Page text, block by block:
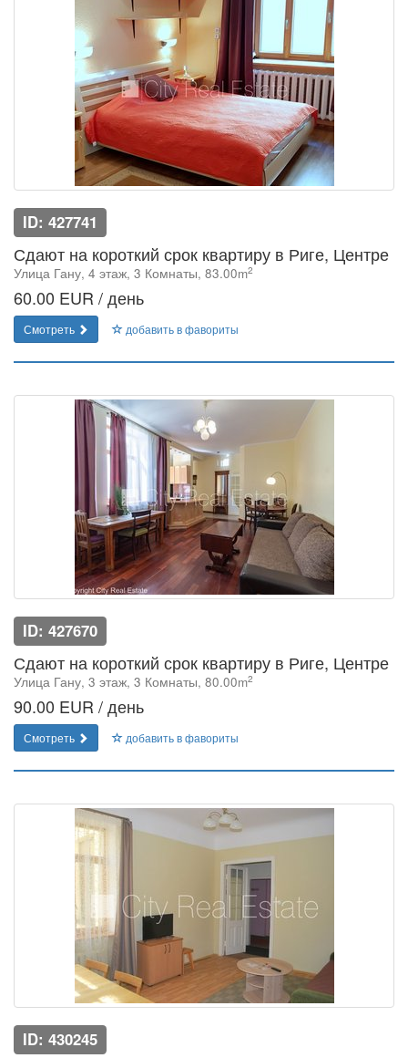
ID: 427741
Сдают на короткий срок квартиру в Риге, Центре
Улица Гану, 4 этаж, 3 Комнаты, 83.00m2
60.00 EUR / день
Смотреть добавить в фавориты
ID: 427670
Сдают на короткий срок квартиру в Риге, Центре
Улица Гану, 3 этаж, 3 Комнаты, 80.00m2
90.00 EUR / день
Смотреть добавить в фавориты
ID: 430245